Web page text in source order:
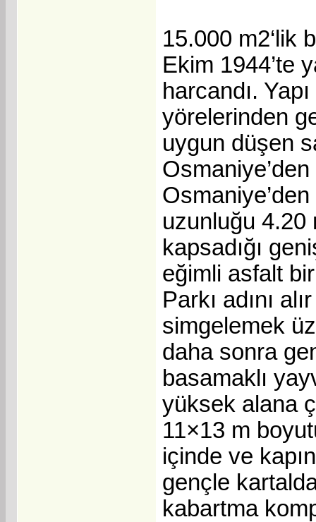
15.000 m2‘lik
Ekim 1944’te
harcandı.
yörelerinden
uygun düşen
uzunluğu 4.20
kapsadığı
eğimli asfalt
Parkı adını
simgelemek
daha sonra
basamaklı
yüksek alana
11×13 m
içinde ve
gençle
kabartma